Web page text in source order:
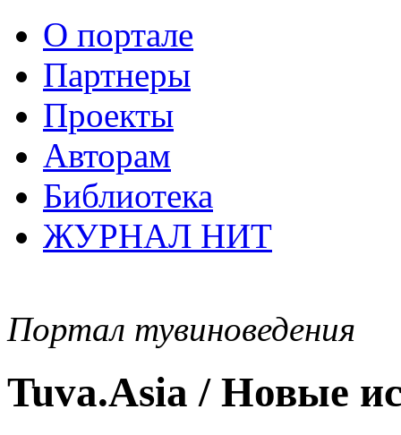
О портале
Партнеры
Проекты
Авторам
Библиотека
ЖУРНАЛ НИТ
Портал тувиноведения
Tuva.Asia / Новые